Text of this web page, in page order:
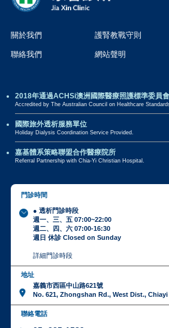
關於我們 護腎教戰守則
聯絡我們 網站聲明
2018年通過ACHSi澳洲國際醫療照護標準委員
Accredited by The Australian Council on Healthcare
國際旅外透析服務單位
Holiday Dialysis Coordination Service Provided.
嘉基體系策略聯盟合作醫療院所
Referral Partnership with Chia-Yi Christian Hospital.
門診時間
● 透析門診時段
週一、三、五 07:00~22:00
週二、四、六 07:00-16:30
週日 休診 Closed on Sunday
詳細門診時段
地址
嘉義市西區中山路621號
No. 621, Zhongshan Rd., West Dist., Chiayi
聯絡電話